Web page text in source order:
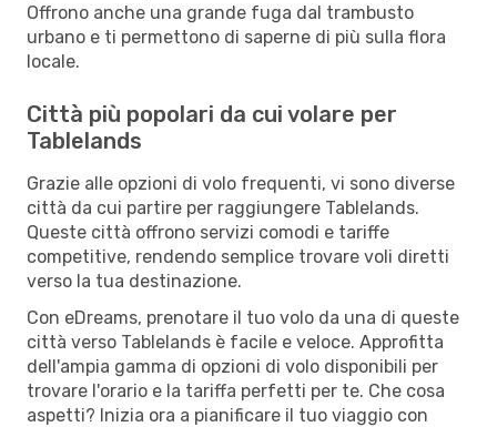
Offrono anche una grande fuga dal trambusto
urbano e ti permettono di saperne di più sulla flora
locale.
Città più popolari da cui volare per
Tablelands
Grazie alle opzioni di volo frequenti, vi sono diverse
città da cui partire per raggiungere Tablelands.
Queste città offrono servizi comodi e tariffe
competitive, rendendo semplice trovare voli diretti
verso la tua destinazione.
Con eDreams, prenotare il tuo volo da una di queste
città verso Tablelands è facile e veloce. Approfitta
dell'ampia gamma di opzioni di volo disponibili per
trovare l'orario e la tariffa perfetti per te. Che cosa
aspetti? Inizia ora a pianificare il tuo viaggio con